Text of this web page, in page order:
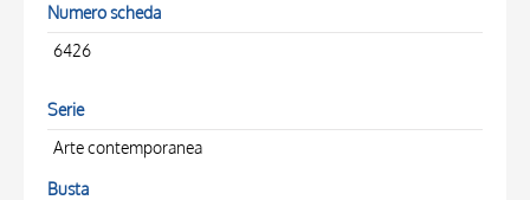
Numero scheda
6426
Serie
Arte contemporanea
Busta